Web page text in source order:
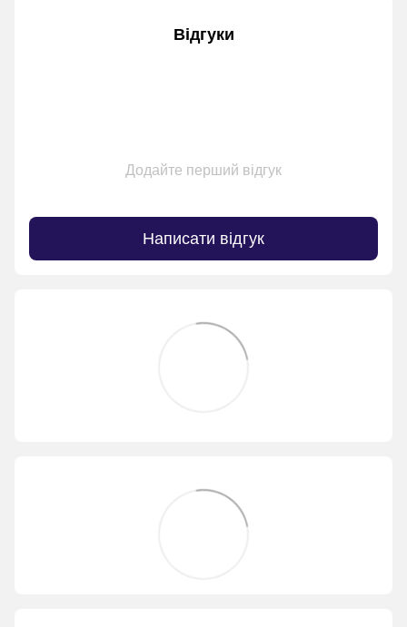
Відгуки
Додайте перший відгук
Написати відгук